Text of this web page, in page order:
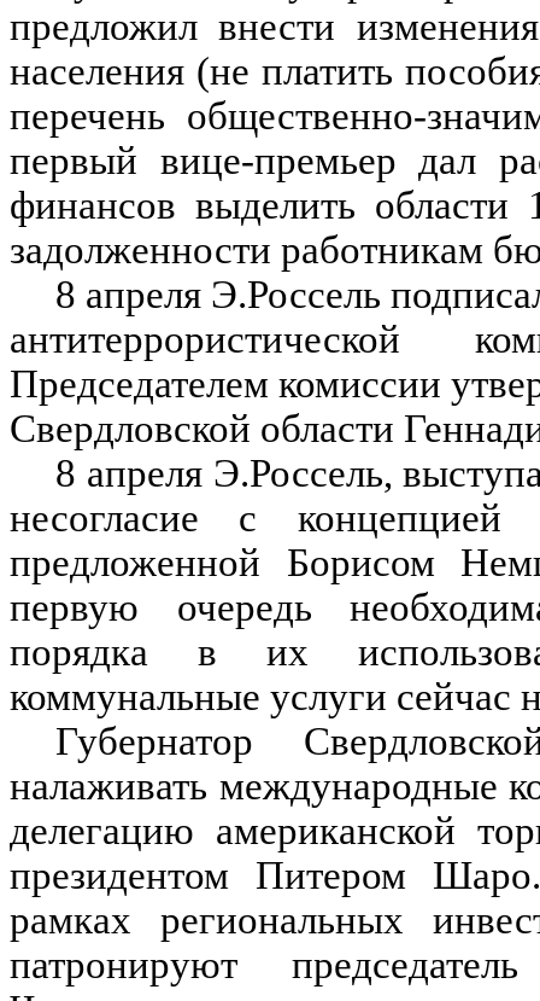
предложил внести
населения (не платить
перечень общественно-
первый вице-премьер дал
финансов выделить
задолженности работникам
8 апреля Э.Россель
антитеррористической
Председателем комиссии
Свердловской области
8 апреля Э.Россель,
несогласие с
предложенной Борисом
первую очередь
порядка в их
коммунальные услуги сейчас
Губернатор
налаживать международные
делегацию американской
президентом Питером
рамках региональных
патронируют